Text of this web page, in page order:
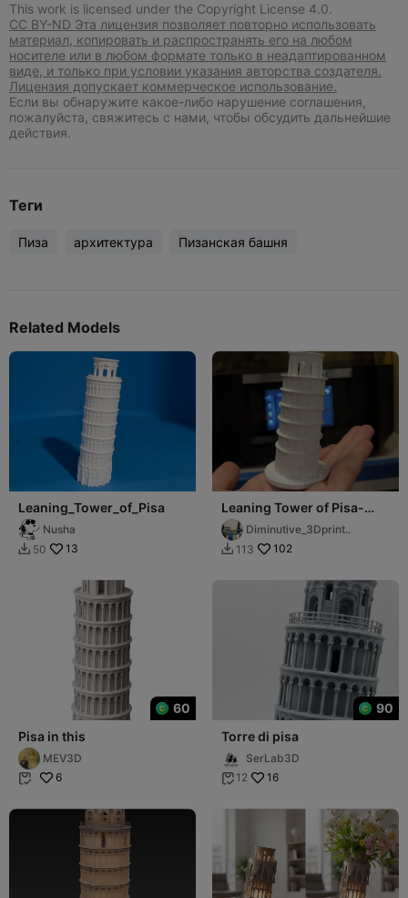
This work is licensed under the Copyright License 4.0.
CC BY-ND Эта лицензия позволяет повторно использовать
материал, копировать и распространять его на любом
носителе или в любом формате только в неадаптированном
виде, и только при условии указания авторства создателя.
Лицензия допускает коммерческое использование.
Если вы обнаружите какое-либо нарушение соглашения,
пожалуйста, свяжитесь с нами, чтобы обсудить дальнейшие
действия.
Теги
Пиза архитектура Пизанская башня
Related Models
Leaning_Tower_of_Pisa
Nusha
 50 13
Leaning Tower of Pisa-
Italy (Title engraved on
print)Diminutive_3Dprint..
 113 102
60
Pisa in this
MEV3D
 6
90
Torre di pisa
SerLab3D
 12 16